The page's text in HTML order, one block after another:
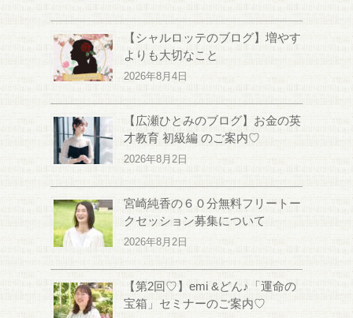
【シャルロッテのブログ】増やす
よりも大切なこと
2026年8月4日
【広瀬ひとみのブログ】お金の英
才教育 初級編 のご案内♡
2026年8月2日
宮崎純香の６０分無料フリートー
クセッション募集について
2026年8月2日
【第2回♡】emi &どん♪「運命の
宝箱」セミナーのご案内♡